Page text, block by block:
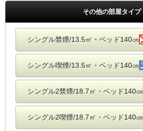
その他の部屋タイプ
シングル禁煙/13.5㎡・ベッド140㎝
シングル喫煙/13.5㎡・ベッド140㎝
シングル2禁煙/18.7㎡・ベッド140㎝
シングル2喫煙/18.7㎡・ベッド140㎝